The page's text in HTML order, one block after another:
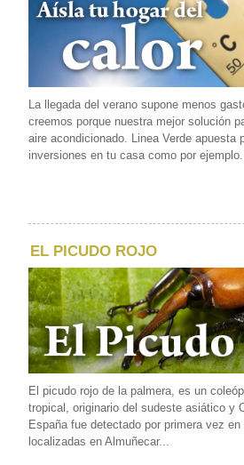
La llegada del verano supone menos
creemos porque nuestra mejor solución
aire acondicionado. Linea Verde apuesta
inversiones en tu casa como por
EL PICUDO ROJO
El picudo rojo de la palmera, es un
tropical, originario del sudeste asiático y
España fue detectado por primera vez
localizadas en Almuñecar...